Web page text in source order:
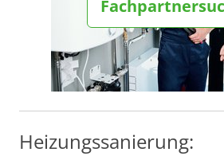
Heizungssanierung: